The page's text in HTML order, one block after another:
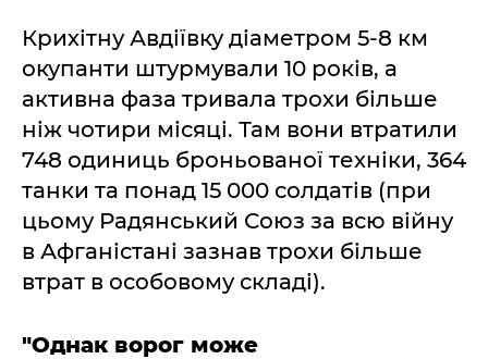
Крихітну Авдіївку діаметром 5-8 км
окупанти штурмували 10 років, а
активна фаза тривала трохи більше
ніж чотири місяці. Там вони втратили
748 одиниць броньованої техніки, 364
танки та понад 15 000 солдатів (при
цьому Радянський Союз за всю війну
в Афганістані зазнав трохи більше
втрат в особовому складі).
"Однак ворог може